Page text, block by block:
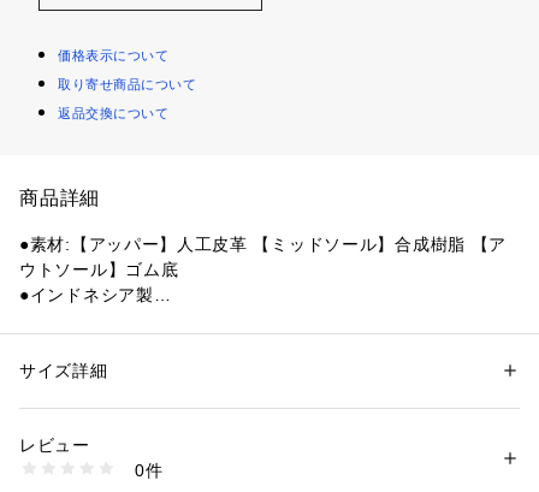
価格表示について
取り寄せ商品について
返品交換について
商品詳細
●素材:【アッパー】人工皮革 【ミッドソール】合成樹脂 【ア
ウトソール】ゴム底
●インドネシア製
●クッション◎
す。
●エルゴシェイプ:つま先の圧迫感を解消した指先ゆったり設計
性別：レディース
ーズ
1540000399441
サイズ詳細
レビュー
0件